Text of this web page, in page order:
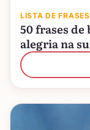
LISTA DE FRASES
50 frases
alegria na